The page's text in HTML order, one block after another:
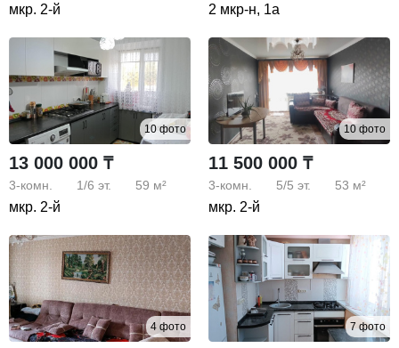
мкр. 2-й 2 мкр-н, 1а
10 фото
13 000 000 ₸
3-комн. 1/6 эт. 59 м²
мкр. 2-й
10 фото
11 500 000 ₸
3-комн. 5/5 эт. 53 м²
мкр. 2-й
4 фото 7 фото